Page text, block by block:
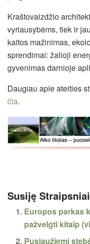
Kraštovaizdžio
vyriausybėms, tiek ir
kaitos mažinimas,
sprendimai: žalioji
gyvenimas darnioje
Daugiau apie ateities
čia.
Susiję
Europos parkas
pažvelgti kitaip
Pusiaužiemį